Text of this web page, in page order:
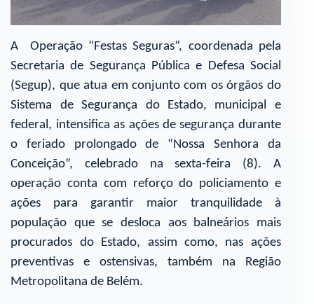
A Operação “Festas Seguras”, coordenada pela
Secretaria de Segurança Pública e Defesa Social
(Segup), que atua em conjunto com os órgãos do
Sistema de Segurança do Estado, municipal e
federal, intensifica as ações de segurança durante
o feriado prolongado de “Nossa Senhora da
Conceição”, celebrado na sexta-feira (8). A
operação conta com reforço do policiamento e
ações para garantir maior tranquilidade à
população que se desloca aos balneários mais
procurados do Estado, assim como, nas ações
preventivas e ostensivas, também na Região
Metropolitana de Belém.